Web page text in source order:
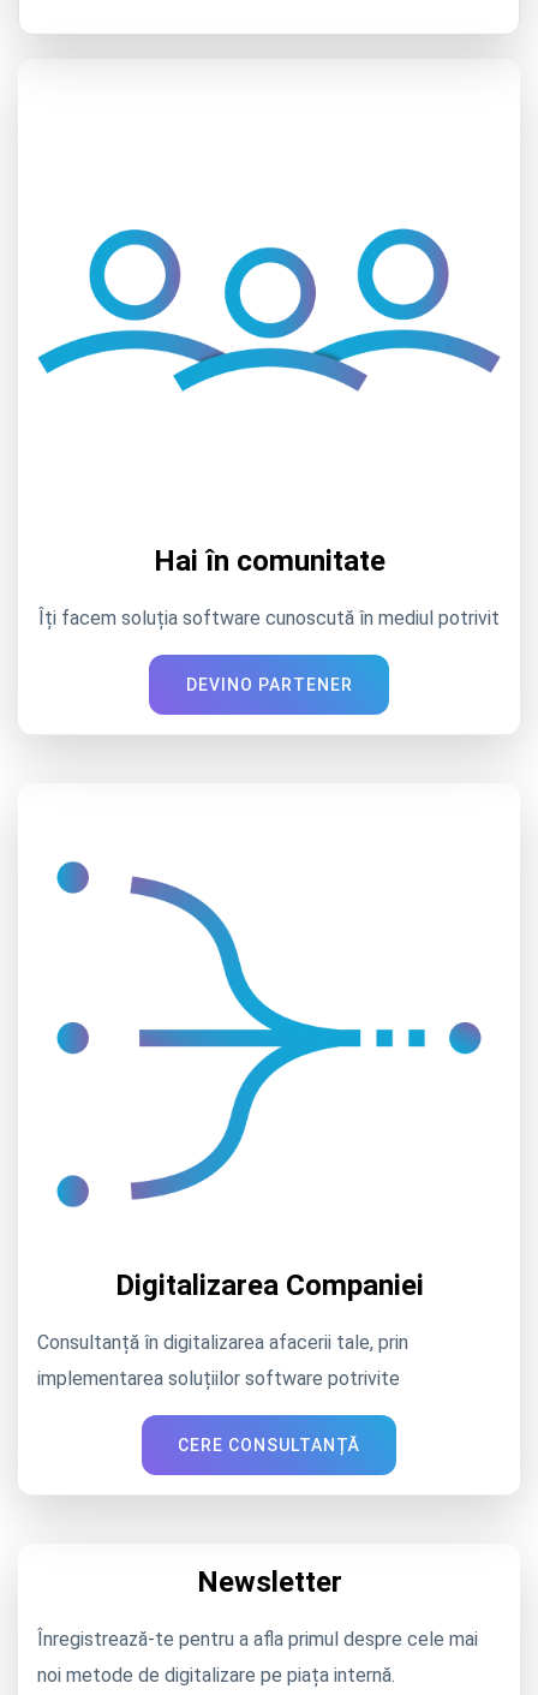
Hai în comunitate
Îți facem soluția software cunoscută în mediul potrivit
DEVINO PARTENER
Digitalizarea Companiei
Consultanță în digitalizarea afacerii tale, prin
implementarea soluțiilor software potrivite
CERE CONSULTANȚĂ
Newsletter
Înregistrează-te pentru a afla primul despre cele mai
noi metode de digitalizare pe piața internă.